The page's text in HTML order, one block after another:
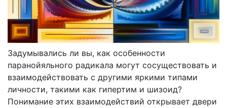
Задумывались ли вы, как особенности
паранойяльного радикала могут сосуществовать и
взаимодействовать с другими яркими типами
личности, такими как гипертим и шизоид?
Понимание этих взаимодействий открывает двери